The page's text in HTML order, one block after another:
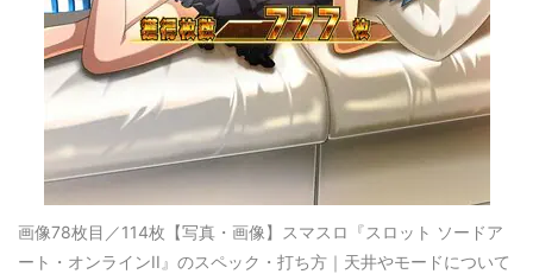
画像78枚目／114枚 【写真・画像】スマスロ『スロット ソードア
ート・オンラインII』のスペック・打ち方｜天井やモードについて